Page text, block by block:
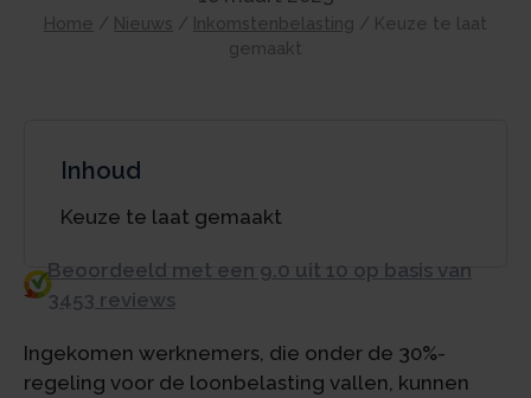
Home / Nieuws / Inkomstenbelasting / Keuze te laat
gemaakt
Inhoud
Keuze te laat gemaakt
Beoordeeld met een 9.0 uit 10 op basis van
3453 reviews
Ingekomen werknemers, die onder de 30%-
regeling voor de loonbelasting vallen, kunnen